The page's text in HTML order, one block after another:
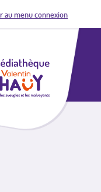
au menu connexion